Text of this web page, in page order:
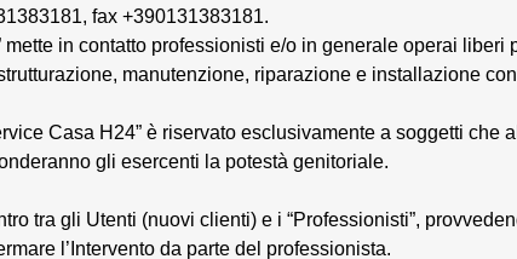
fax +390131383181.
in contatto professionisti e/o in generale operai
manutenzione, riparazione e installazione
Casa H24” è riservato esclusivamente a soggetti
gli esercenti la potestà genitoriale.
tra gli Utenti (nuovi clienti) e i “Professionisti”,
l’Intervento da parte del professionista.